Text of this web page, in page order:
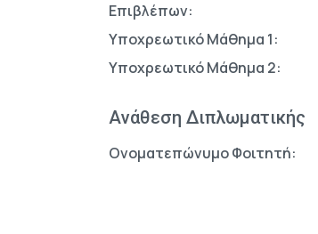
Επιβλέπων:
Υποχρεωτικό Μάθημα 1:
Υποχρεωτικό Μάθημα 2:
Ανάθεση Διπλωματικής
Ονοματεπώνυμο Φοιτητή: